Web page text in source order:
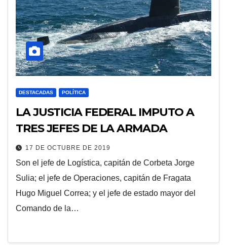
DESTACADAS POLÍTICA
LA JUSTICIA FEDERAL IMPUTO A
TRES JEFES DE LA ARMADA
17 DE OCTUBRE DE 2019
Son el jefe de Logística, capitán de Corbeta Jorge
Sulia; el jefe de Operaciones, capitán de Fragata
Hugo Miguel Correa; y el jefe de estado mayor del
Comando de la…